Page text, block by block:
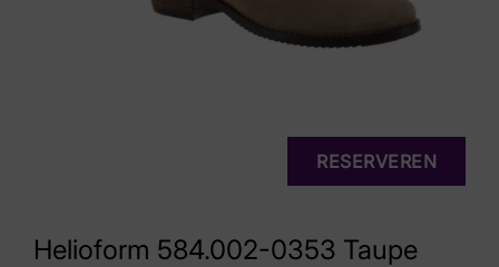
Helioform 584.002-0353 Taupe
RESERVEREN